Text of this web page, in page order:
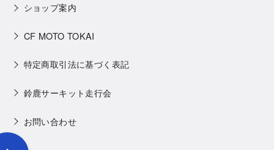
ショップ案内
CF MOTO TOKAI
特定商取引法に基づく表記
鈴鹿サーキット走行会
お問い合わせ